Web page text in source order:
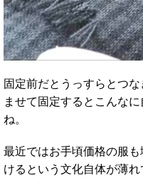
固定前だとうっすらとつ
ませて固定するとこんな
ね。
最近ではお手頃価格の服
けるという文化自体が薄れ